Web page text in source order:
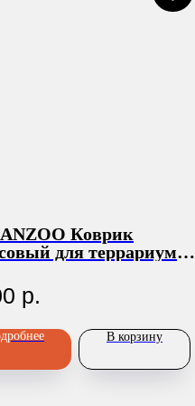
Коврик
для террариумов,
р.
В корзину